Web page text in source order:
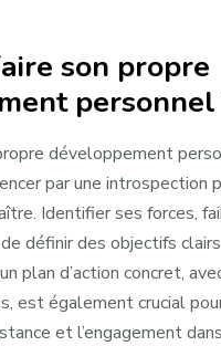
son propre
personnel
développement
par une introspection
Identifier ses forces,
définir des objectifs
plan d’action concret,
est également crucial
et l’engagement